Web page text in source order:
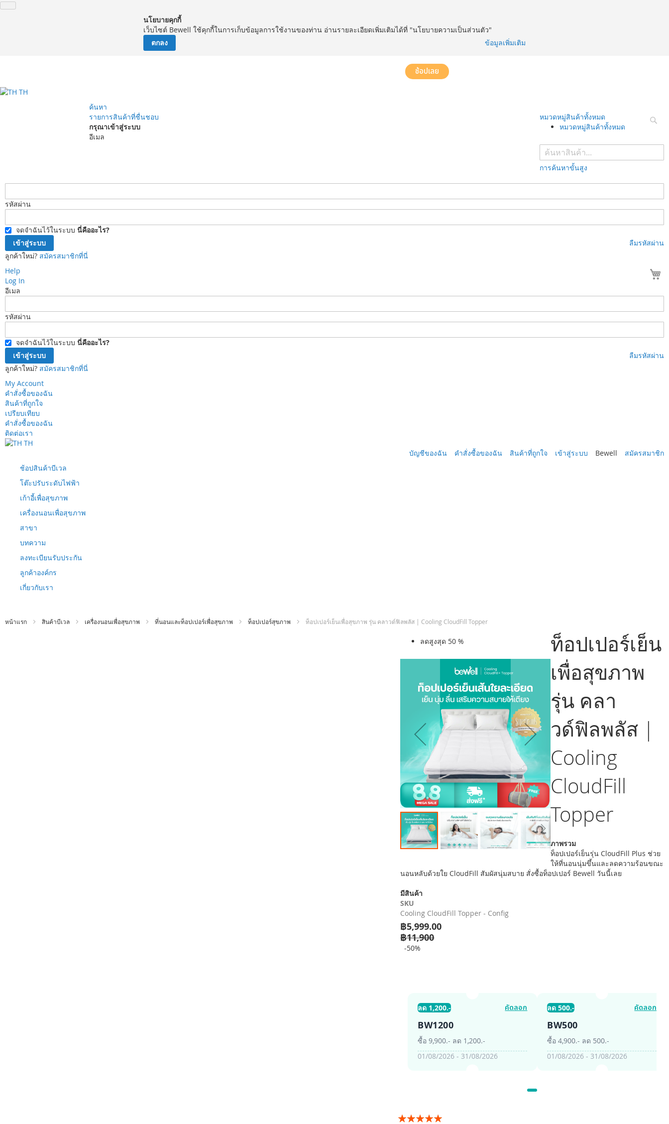
นโยบายคุกกี้
เว็บไซต์ Bewell ใช้คุกกี้ในการเก็บข้อมูลการใช้งานของท่าน อ่านรายละเอียดเพิ่มเติมได้ที่ "นโยบายความเป็นส่วนตัว"
ข้อมูลเพิ่มเติม
ตกลง
ช้อปเลย
TH
ค้นหา
หมวดหมู่สินค้าทั้งหมด
หมวดหมู่สินค้าทั้งหมด
การค้นหาขั้นสูง
รายการสินค้าที่ชื่นชอบ
กรุณาเข้าสู่ระบบ
อีเมล
รหัสผ่าน
จดจำฉันไว้ในระบบ นี่คืออะไร?
เข้าสู่ระบบ
ลืมรหัสผ่าน
ลูกค้าใหม่? สมัครสมาชิกที่นี่
Help
Log In
อีเมล
รหัสผ่าน
จดจำฉันไว้ในระบบ นี่คืออะไร?
เข้าสู่ระบบ
ลืมรหัสผ่าน
ลูกค้าใหม่? สมัครสมาชิกที่นี่
My Account
คำสั่งซื้อของฉัน
สินค้าที่ถูกใจ
เปรียบเทียบ
คำสั่งซื้อของฉัน
ติดต่อเรา
TH
บัญชีของฉัน
คำสั่งซื้อของฉัน สินค้าที่ถูกใจ เข้าสู่ระบบ Bewell สมัครสมาชิก
เนื้อหา
ช้อปสินค้าบีเวล
โต๊ะปรับระดับไฟฟ้า
เก้าอี้เพื่อสุขภาพ
เครื่องนอนเพื่อสุขภาพ
สาขา
บทความ
ลงทะเบียนรับประกัน
ลูกค้าองค์กร
เกี่ยวกับเรา
หน้าแรก สินค้าบีเวล เครื่องนอนเพื่อสุขภาพ ที่นอนและท็อปเปอร์เพื่อสุขภาพ ท็อปเปอร์สุขภาพ ท็อปเปอร์เย็นเพื่อสุขภาพ รุ่น คลาวด์ฟิลพลัส | Cooling CloudFill Topper
ข้าม
ที่
รูปภาพ
ลดสูงสุด 50 %
ที่
เริ่ม
ต้น
ของ
แกล
เลอ
ท็อปเปอร์เย็น
เพื่อสุขภาพ
รุ่น คลา
วด์ฟิลพลัส |
Cooling
CloudFill
Topper
ภาพรวม
ท็อปเปอร์เย็นรุ่น CloudFill Plus ช่วย
ให้ที่นอนนุ่มขึ้นและลดความร้อนขณะ
นอนหลับด้วยใย CloudFill สัมผัสนุ่มสบาย สั่งซื้อท็อปเปอร์ Bewell วันนี้เลย
มีสินค้า
SKU
Cooling CloudFill Topper - Config
฿5,999.00
฿11,900
-50%
ลด 1,200.- คัดลอก
BW1200
ซื้อ 9,900.- ลด 1,200.-
01/08/2026 - 31/08/2026
ลด 500.- คัดลอก
BW500
ซื้อ 4,900.- ลด 500.-
01/08/2026 - 31/08/2026
อันดับ: